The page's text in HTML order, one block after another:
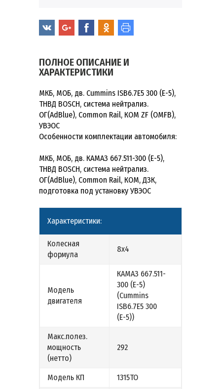
ПОЛНОЕ ОПИСАНИЕ И
ХАРАКТЕРИСТИКИ
МКБ, МОБ, дв. Cummins ISB6.7E5 300 (Е-5),
ТНВД BOSCH, система нейтрализ.
ОГ(AdBlue), Common Rail, КОМ ZF (OMFB),
УВЭОС
Особенности комплектации автомобиля:
МКБ, МОБ, дв. КАМАЗ 667.511-300 (Е-5),
ТНВД BOSCH, система нейтрализ.
ОГ(AdBlue), Common Rail, КОМ, ДЗК,
подготовка под установку УВЭОС
Характеристики:
Колесная
формула
8х4
Модель
двигателя
КАМАЗ 667.511-
300 (Е-5)
(Cummins
ISB6.7E5 300
(Е-5))
Макс.полез.
мощность
(нетто)
292
Модель КП 1315ТО